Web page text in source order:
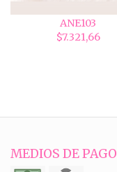
ANE103
$7.321,66
MEDIOS DE PAGO